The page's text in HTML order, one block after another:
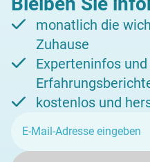
monatlich die
Zuhause
Experteninfos
kostenlos und